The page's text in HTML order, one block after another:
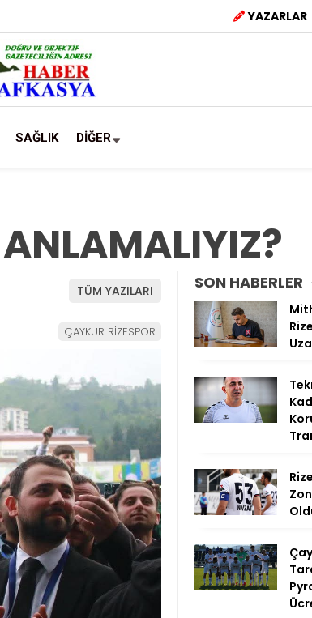
YAZARLAR
SAĞLIK DİĞER
TÜM YAZILARI
ÇAYKUR RİZESPOR
SON HABERLER